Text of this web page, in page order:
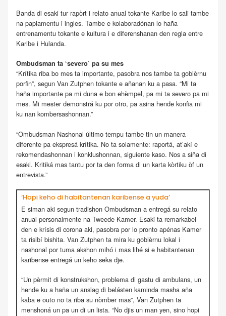
Banda di esaki tur rapòrt i relato anual tokante Karibe lo sali tambe
na papiamentu i ingles. Tambe e kolaboradónan lo haña
entrenamentu tokante e kultura i e diferenshanan den regla entre
Karibe i Hulanda.
Ombudsman ta ‘severo’ pa su mes
“Krítika riba bo mes ta importante, pasobra nos tambe ta gobièrnu
porfin”, segun Van Zutphen tokante e añanan ku a pasa. “Mi ta
haña importante pa mi duna e bon ehèmpel, pa mi ta severo pa mi
mes. Mi mester demonstrá ku por otro, pa asina hende konfia mi
ku nan kombersashonnan.”
“Ombudsman Nashonal último tempu tambe tin un manera
diferente pa ekspresá krítika. No ta solamente: raportá, at’akí e
rekomendashonnan i konklushonnan, siguiente kaso. Nos a siña di
esaki. Kritiká mas tantu por ta den forma di un karta kòrtiku òf un
entrevista.”
‘Hopi keho di habitantenan karibense a yuda’
E siman aki segun tradishon Ombudsman a entregá su relato
anual personalmente na Tweede Kamer. Esaki ta remarkabel
den e krísis di corona aki, pasobra por lo pronto apénas Kamer
ta risibí bishita. Van Zutphen ta mira ku gobièrnu lokal i
nashonal por tuma akshon mihó i mas lihé si e habitantenan
karibense entregá un keho seka dje.
“Un pèrmit di konstrukshon, problema di gastu di ambulans, un
hende ku a haña un anslag di belásten kaminda masha aña
kaba e outo no ta riba su nòmber mas”, Van Zutphen ta
menshoná un pa un di un lista. “No djis un man yen, sino hopi